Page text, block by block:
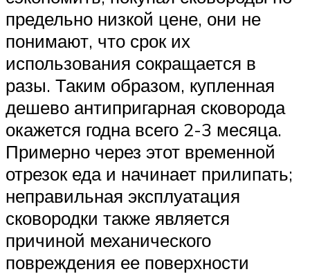
предельно низкой цене, они не
понимают, что срок их
использования сокращается в
разы. Таким образом, купленная
дешево антипригарная сковорода
окажется годна всего 2-3 месяца.
Примерно через этот временной
отрезок еда и начинает прилипать;
неправильная эксплуатация
сковородки также является
причиной механического
повреждения ее поверхности